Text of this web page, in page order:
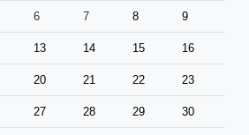
6 7 8 9
13 14 15 16
20 21 22 23
27 28 29 30